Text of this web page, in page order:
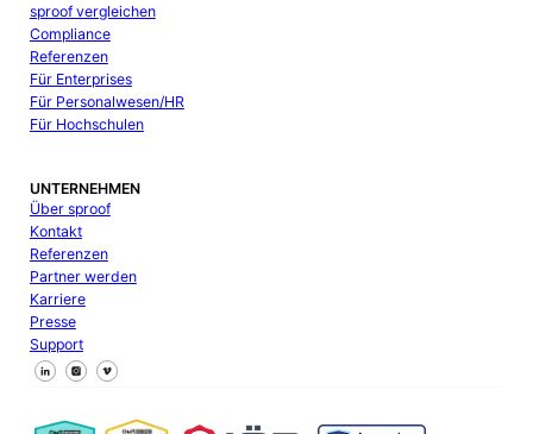
sproof vergleichen
Compliance
Referenzen
Für Enterprises
Für Personalwesen/HR
Für Hochschulen
UNTERNEHMEN
Über sproof
Kontakt
Referenzen
Partner werden
Karriere
Presse
Support
Follow us on Facebook
Follow us on X
Follow us on LinkedIn